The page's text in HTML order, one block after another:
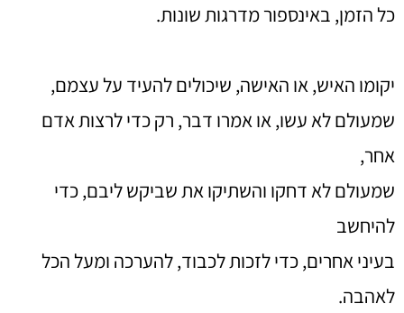
כל הזמן, באינספור מדרגות שונות.
יקומו האיש, או האישה, שיכולים להעיד על עצמם,
שמעולם לא עשו, או אמרו דבר, רק כדי לרצות אדם
אחר,
שמעולם לא דחקו והשתיקו את שביקש ליבם, כדי
להיחשב
בעיני אחרים, כדי לזכות לכבוד, להערכה ומעל הכל
לאהבה.